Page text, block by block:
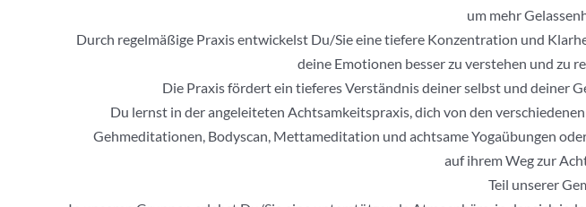
um mehr
Durch regelmäßige Praxis entwickelst Du/Sie eine tiefere Konzentration und
deine Emotionen besser zu verstehen und zu
Die Praxis fördert ein tieferes Verständnis deiner selbst und deiner
Du lernst in der angeleiteten Achtsamkeitspraxis, dich von den
Gehmeditationen, Bodyscan, Mettameditation und achtsame Yogaübungen
auf ihrem Weg zur
Teil unserer